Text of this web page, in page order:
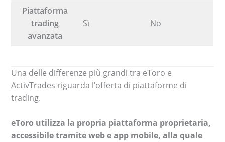
Piattaforma
trading
avanzata
Sì No
Una delle differenze più grandi tra eToro e
ActivTrades riguarda l’offerta di piattaforme di
trading.
eToro utilizza la propria piattaforma proprietaria,
accessibile tramite web e app mobile, alla quale